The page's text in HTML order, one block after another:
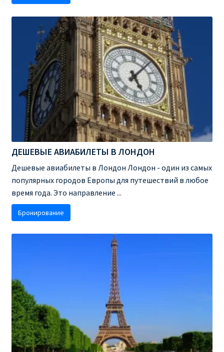
БИЛЕТЫ RYANAIR НА ЗАВТРА КУПИТЬ ОНЛАЙН
ДЕШЕВЫЕ АВИАБИЛЕТЫ В БАРСЕЛОНУ
ДЕШЕВЫЕ АВИАБИЛЕТЫ В БЕРЛИН
ДЕШЕВЫЕ АВИАБИЛЕТЫ В БУХАРЕСТ
ДЕШЕВЫЕ АВИАБИЛЕТЫ В ВАРШАВУ
ДЕШЕВЫЕ АВИАБИЛЕТЫ В ВЕНУ
ДЕШЕВЫЕ АВИАБИЛЕТЫ В МИЛАН
ДЕШЕВЫЕ АВИАБИЛЕТЫ В ПАРИЖ
ДЕШЕВЫЕ АВИАБИЛЕТЫ НА КИПР
ИНФОРМАЦИЯ ДЛЯ ПАССАЖИРОВ
ВЫБОР И БРОНИРОВАНИЯ МЕСТ В RYANAIR
ЗАДЕРЖКА, ОТМЕНА, ПЕРЕНОС РЕЙСОВ RYANAIR
ИЗМЕНЕНИЕ БРОНИРОВАНИЯ
ДЕШЕВЫЕ АВИАБИЛЕТЫ В ЛОНДОН
Дешевые авиабилеты в Лондон Лондон - один из самых
популярных городов Европы для путешествий в любое
время года. Это направление ...
Бронирование